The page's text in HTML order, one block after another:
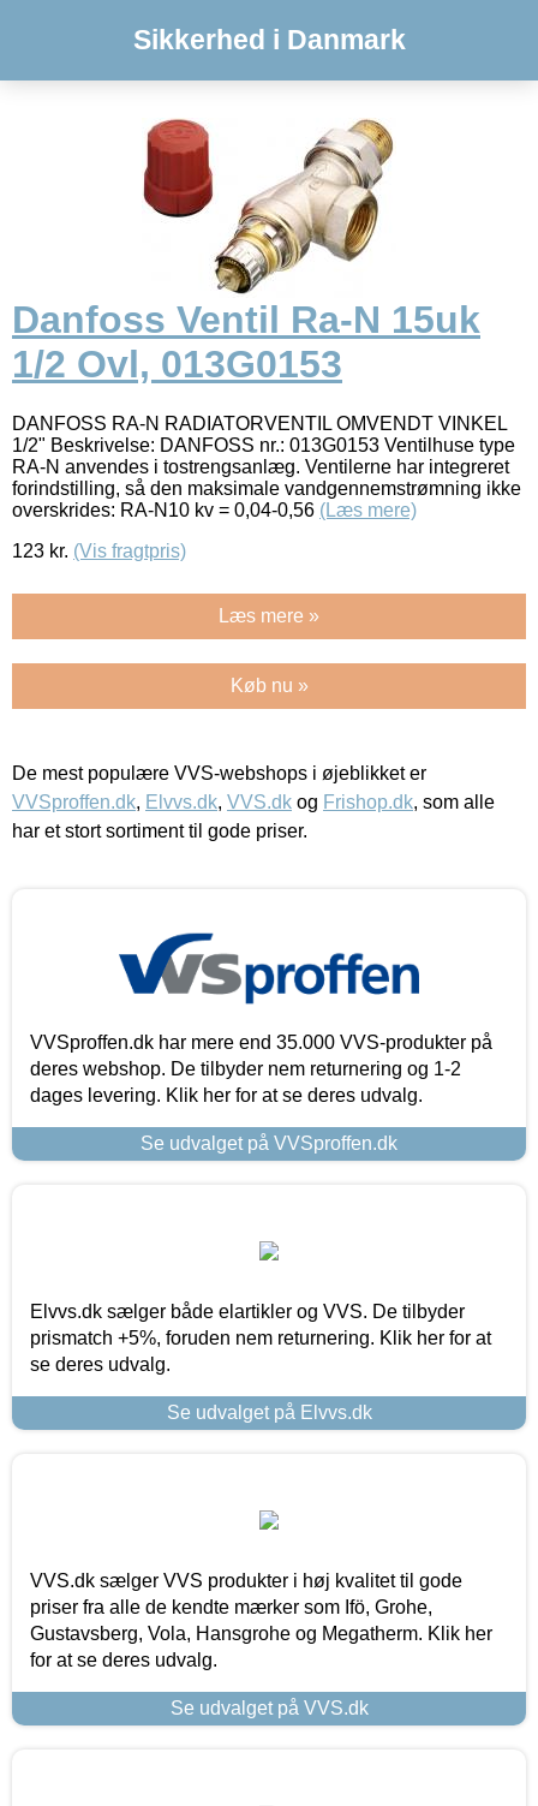
Sikkerhed i Danmark
Danfoss Ventil Ra-N 15uk
1/2 Ovl, 013G0153
DANFOSS RA-N RADIATORVENTIL OMVENDT VINKEL
1/2" Beskrivelse: DANFOSS nr.: 013G0153 Ventilhuse type
RA-N anvendes i tostrengsanlæg. Ventilerne har integreret
forindstilling, så den maksimale vandgennemstrømning ikke
overskrides: RA-N10 kv = 0,04-0,56 (Læs mere)
123 kr. (Vis fragtpris)
Læs mere »
Køb nu »
De mest populære VVS-webshops i øjeblikket er
VVSproffen.dk, Elvvs.dk, VVS.dk og Frishop.dk, som alle
har et stort sortiment til gode priser.
VVSproffen.dk har mere end 35.000 VVS-produkter på
deres webshop. De tilbyder nem returnering og 1-2
dages levering. Klik her for at se deres udvalg.
Se udvalget på VVSproffen.dk
Elvvs.dk sælger både elartikler og VVS. De tilbyder
prismatch +5%, foruden nem returnering. Klik her for at
se deres udvalg.
Se udvalget på Elvvs.dk
VVS.dk sælger VVS produkter i høj kvalitet til gode
priser fra alle de kendte mærker som Ifö, Grohe,
Gustavsberg, Vola, Hansgrohe og Megatherm. Klik her
for at se deres udvalg.
Se udvalget på VVS.dk